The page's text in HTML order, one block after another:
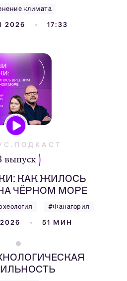
климата
2026 17:33
выпуск
КАК ЖИЛОСЬ
ЧЁРНОМ МОРЕ
#Фанагория
51 МИН